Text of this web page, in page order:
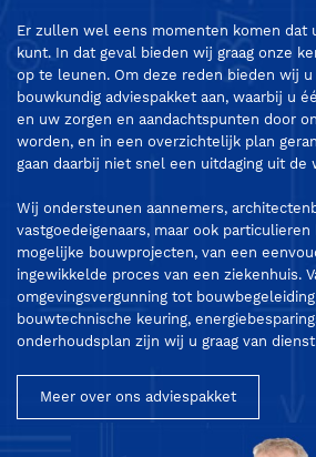
Er zullen wel eens momenten komen dat
kunt. In dat geval bieden wij graag onze
op te leunen. Om deze reden bieden wij
bouwkundig adviespakket aan, waarbij u
en uw zorgen en aandachtspunten door
worden, en in een overzichtelijk plan
gaan daarbij niet snel een uitdaging uit de
Wij ondersteunen aannemers,
vastgoedeigenaars, maar ook
mogelijke bouwprojecten, van een
ingewikkelde proces van een ziekenhuis.
omgevingsvergunning tot
bouwtechnische keuring,
onderhoudsplan zijn wij u graag van
Meer over ons adviespakket